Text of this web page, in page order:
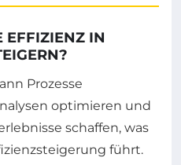
EFFIZIENZ IN
Prozesse
optimieren und
schaffen, was
führt.